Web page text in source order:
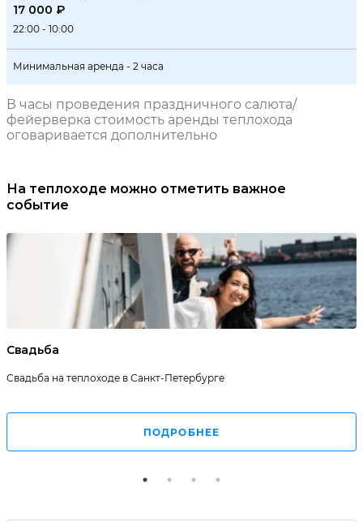
17 000 ₽
22:00 - 10:00
Минимальная аренда - 2 часа
В часы проведения праздничного салюта/
фейерверка стоимость аренды теплохода
оговаривается дополнительно
На теплоходе можно отметить важное
событие
Свадьба
Свадьба на теплоходе в Санкт-Петербурге
ПОДРОБНЕЕ